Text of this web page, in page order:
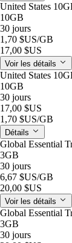
United States
10GB
30 jours
1,70 $US/GB
17,00 $US
Voir les détails
United States
10GB
30 jours
17,00 $US
1,70 $US/GB
Détails
Global Essential
3GB
30 jours
6,67 $US/GB
20,00 $US
Voir les détails
Global Essential
3GB
30 jours